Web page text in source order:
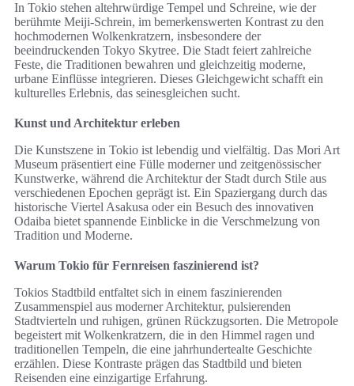
In Tokio stehen altehrwürdige Tempel und Schreine, wie der
berühmte Meiji-Schrein, im bemerkenswerten Kontrast zu den
hochmodernen Wolkenkratzern, insbesondere der
beeindruckenden Tokyo Skytree. Die Stadt feiert zahlreiche
Feste, die Traditionen bewahren und gleichzeitig moderne,
urbane Einflüsse integrieren. Dieses Gleichgewicht schafft ein
kulturelles Erlebnis, das seinesgleichen sucht.
Kunst und Architektur erleben
Die Kunstszene in Tokio ist lebendig und vielfältig. Das Mori Art
Museum präsentiert eine Fülle moderner und zeitgenössischer
Kunstwerke, während die Architektur der Stadt durch Stile aus
verschiedenen Epochen geprägt ist. Ein Spaziergang durch das
historische Viertel Asakusa oder ein Besuch des innovativen
Odaiba bietet spannende Einblicke in die Verschmelzung von
Tradition und Moderne.
Warum Tokio für Fernreisen faszinierend ist?
Tokios Stadtbild entfaltet sich in einem faszinierenden
Zusammenspiel aus moderner Architektur, pulsierenden
Stadtvierteln und ruhigen, grünen Rückzugsorten. Die Metropole
begeistert mit Wolkenkratzern, die in den Himmel ragen und
traditionellen Tempeln, die eine jahrhundertealte Geschichte
erzählen. Diese Kontraste prägen das Stadtbild und bieten
Reisenden eine einzigartige Erfahrung.